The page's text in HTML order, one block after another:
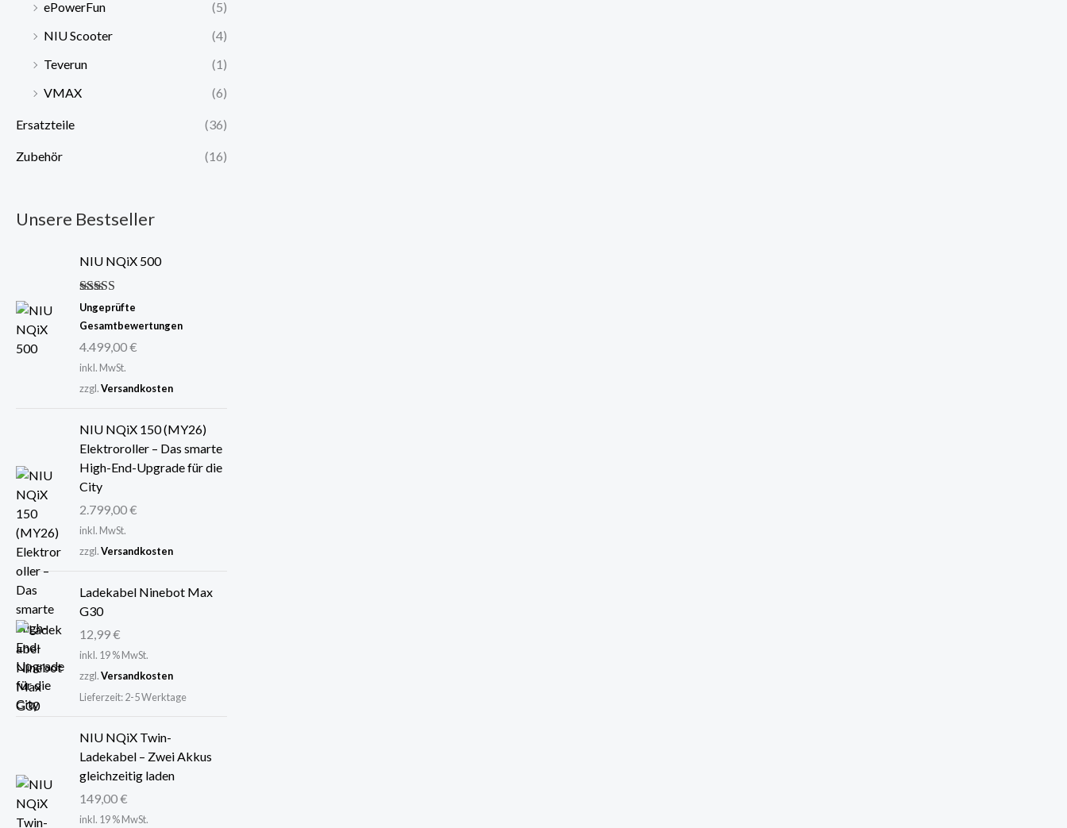
ePowerFun
(5)
NIU Scooter
(4)
Teverun
(1)
VMAX
(6)
Ersatzteile (36)
Zubehör (16)
Unsere Bestseller
NIU NQiX 500
Bewertet mit
5.00
von 5
Ungeprüfte
Gesamtbewertungen
4.499,00€
inkl. MwSt.
zzgl.Versandkosten
NIU NQiX 150 (MY26)
Elektroroller – Das smarte
High-End-Upgrade für die
City
2.799,00€
inkl. MwSt.
zzgl.Versandkosten
Ladekabel Ninebot Max
G30
12,99€
inkl. 19 % MwSt.
zzgl.Versandkosten
Lieferzeit:2-5 Werktage
NIU NQiX Twin-
Ladekabel – Zwei Akkus
gleichzeitig laden
149,00€
inkl. 19 % MwSt.